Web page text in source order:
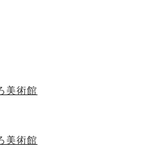
美術館
美術館